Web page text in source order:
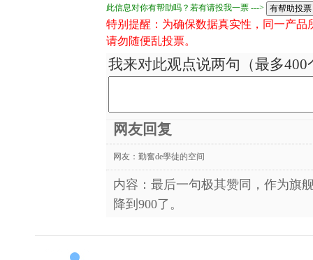
此信息对你有帮助吗？若有请投我一票 --->
特别提醒：为确保数据真实性，同一产
请勿随便乱投票。
我来对此观点说两句（最多400
网友回复
网友： 勤奮de學徒的空间
内容：最后一句极其赞同，作为旗
降到900了。